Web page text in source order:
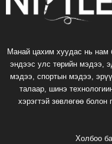
Манай цахим хуудас нь нам
эндээс улс төрийн мэдээ,
мэдээ, спортын мэдээ,
талаар, шинэ
хэрэгтэй зөвлөгөө
Холбоо